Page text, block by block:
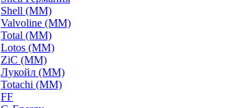
Shell (ММ)
Valvoline (ММ)
Total (ММ)
Lotos (ММ)
ZiC (ММ)
Лукойл (ММ)
Totachi (MM)
FF